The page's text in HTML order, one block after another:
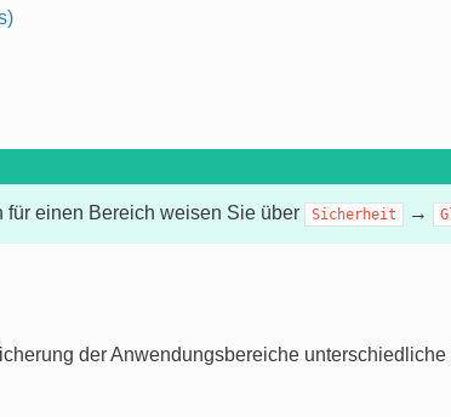
einen Bereich weisen Sie über Sicherheit →
der Anwendungsbereiche